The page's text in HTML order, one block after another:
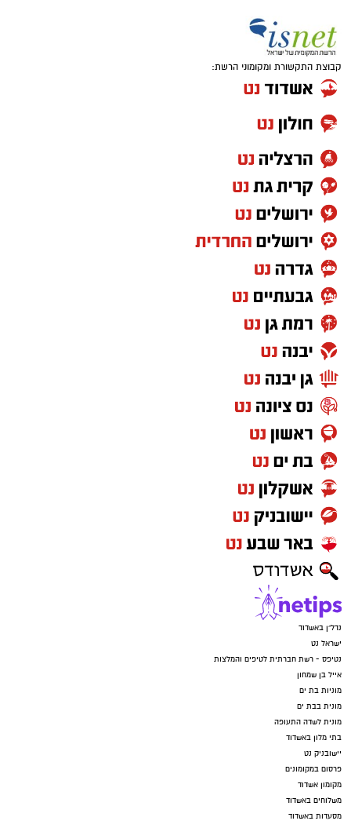
קבוצת התקשורת ומקומוני הרשת:
נדל"ן באשדוד
ישראל נט
נטיפס - רשת חברתית לטיפים והמלצות
אייל בן שמחון
מוניות בת ים
מונית בבת ים
מונית לשדה התעופה
בתי מלון באשדוד
יישובניק נט
פרסום במקומונים
מקומון אשדוד
משלוחים באשדוד
מסעדות באשדוד